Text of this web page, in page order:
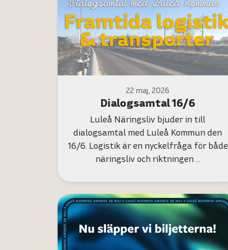
22 maj, 2026
Dialogsamtal 16/6
Luleå Näringsliv bjuder in till
dialogsamtal med Luleå Kommun den
16/6. Logistik är en nyckelfråga för både
näringsliv och riktningen …